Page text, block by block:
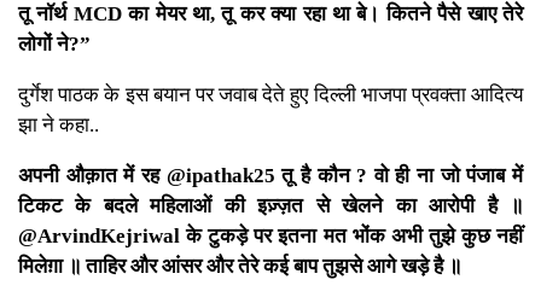
तू नॉर्थ MCD का मेयर था, तू कर क्या रहा था बे। कितने पैसे खाए तेरे
लोगों ने?”
दुर्गेश पाठक के इस बयान पर जवाब देते हुए दिल्ली भाजपा प्रवक्ता आदित्य
झा ने कहा..
अपनी औक़ात में रह @ipathak25 तू है कौन ? वो ही ना जो पंजाब में
टिकट के बदले महिलाओं की इज़्ज़त से खेलने का आरोपी है ॥
@ArvindKejriwal के टुकड़े पर इतना मत भोंक अभी तुझे कुछ नहीं
मिलेग़ा ॥ ताहिर और आंसर और तेरे कई बाप तुझसे आगे खड़े है ॥